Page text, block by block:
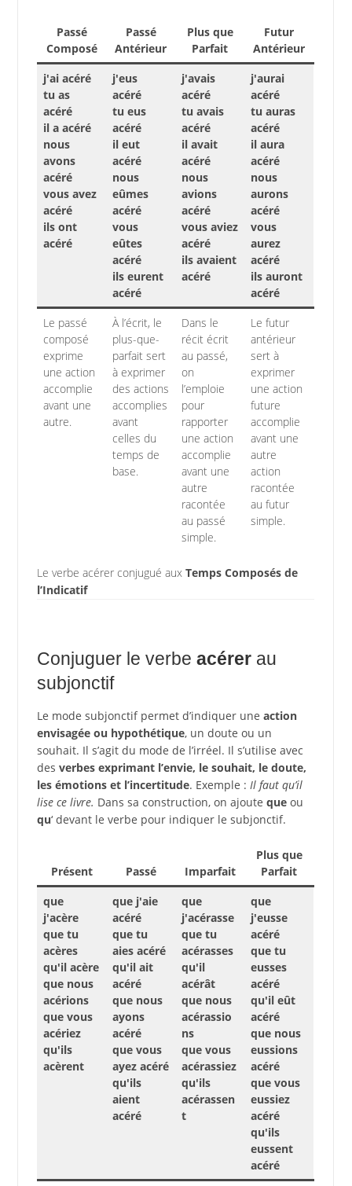
Passé
Composé
Passé
Antérieur
Plus que
Parfait
Futur
Antérieur
j'ai acéré
tu as
acéré
il a acéré
nous
avons
acéré
vous avez
acéré
ils ont
acéré
j'eus
acéré
tu eus
acéré
il eut
acéré
nous
eûmes
acéré
vous
eûtes
acéré
ils eurent
acéré
j'avais
acéré
tu avais
acéré
il avait
acéré
nous
avions
acéré
vous aviez
acéré
ils avaient
acéré
j'aurai
acéré
tu auras
acéré
il aura
acéré
nous
aurons
acéré
vous
aurez
acéré
ils auront
acéré
Le passé
composé
exprime
une action
accomplie
avant une
autre.
À l’écrit, le
plus-que-
parfait sert
à exprimer
des actions
accomplies
avant
celles du
temps de
base.
Dans le
récit écrit
au passé,
on
l’emploie
pour
rapporter
une action
accomplie
avant une
autre
racontée
au passé
simple.
Le futur
antérieur
sert à
exprimer
une action
future
accomplie
avant une
autre
action
racontée
au futur
simple.
Le verbe acérer conjugué aux Temps Composés de
l’Indicatif
Conjuguer le verbe acérerau
subjonctif
Le mode subjonctif permet d’indiquer une action
envisagée ou hypothétique, un doute ou un
souhait. Il s’agit du mode de l’irréel. Il s’utilise avec
des verbes exprimant l’envie, le souhait, le doute,
les émotions et l’incertitude. Exemple : Il faut qu’il
lise ce livre. Dans sa construction, on ajoute queou
qu‘ devant le verbe pour indiquer le subjonctif.
Présent Passé Imparfait
Plus que
Parfait
que
j'acère
que tu
acères
qu'il acère
que nous
acérions
que vous
acériez
qu'ils
acèrent
que j'aie
acéré
que tu
aies acéré
qu'il ait
acéré
que nous
ayons
acéré
que vous
ayez acéré
qu'ils
aient
acéré
que
j'acérasse
que tu
acérasses
qu'il
acérât
que nous
acérassio
ns
que vous
acérassiez
qu'ils
acérassen
t
que
j'eusse
acéré
que tu
eusses
acéré
qu'il eût
acéré
que nous
eussions
acéré
que vous
eussiez
acéré
qu'ils
eussent
acéré